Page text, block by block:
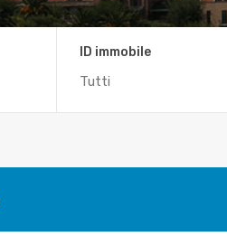
ID immobile